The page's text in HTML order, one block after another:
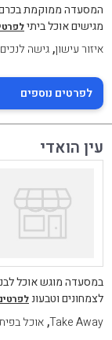
המסעדה ממוקמת בכרם
מגישים אוכל ביתי
איזור עישון,גישה לנכים
לפרטים נוספים
עין הואדי
במסעדה מוגש אוכל
לצמחונים וטבעונ
Take Away
,אוכל